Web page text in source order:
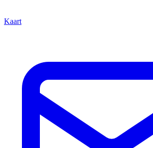
Kaart